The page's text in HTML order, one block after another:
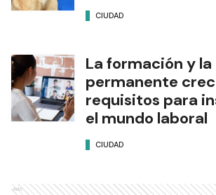
CIUDAD
La formación y
permanente
requisitos para
el mundo laboral
CIUDAD
Ads